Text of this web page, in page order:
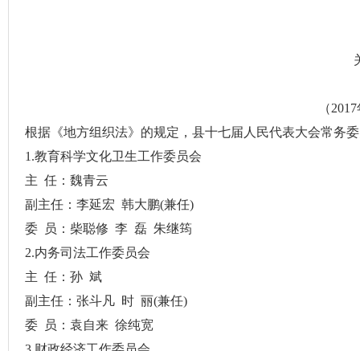
（2017
根据《地方组织法》的规定，县十七届人民代表大会常务
1.教育科学文化卫生工作委员会
主 任：魏青云
副主任：李延宏 韩大鹏(兼任)
委
员：柴聪修 李 磊 朱继筠
2.内务司法工作委员会
主 任：孙 斌
副主任：张斗凡 时 丽(兼任)
委
员：袁自来 徐纯宽